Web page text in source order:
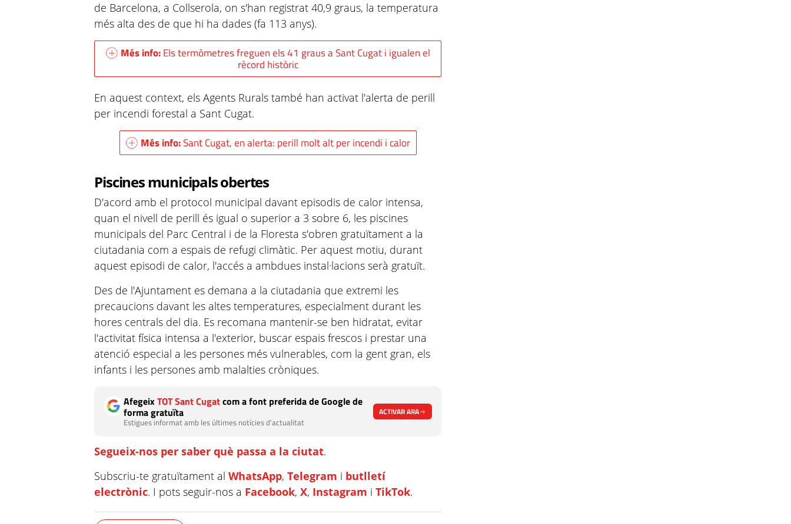
de Barcelona, a Collserola, on s'han registrat 40,9 graus, la temperatura
més alta des de que hi ha dades (fa 113 anys).
Més info:Els termòmetres freguen els 41 graus a Sant Cugat i igualen el
rècord històric
En aquest context, els Agents Rurals també han activat l'alerta de perill
per incendi forestal a Sant Cugat.
Més info:Sant Cugat, en alerta: perill molt alt per incendi i calor
Piscines municipals obertes
D'acord amb el protocol municipal davant episodis de calor intensa,
quan el nivell de perill és igual o superior a 3 sobre 6, les piscines
municipals del Parc Central i de la Floresta s'obren gratuïtament a la
ciutadania com a espais de refugi climàtic. Per aquest motiu, durant
aquest episodi de calor, l'accés a ambdues instal·lacions serà gratuït.
Des de l'Ajuntament es demana a la ciutadania que extremi les
precaucions davant les altes temperatures, especialment durant les
hores centrals del dia. Es recomana mantenir-se ben hidratat, evitar
l'activitat física intensa a l'exterior, buscar espais frescos i prestar una
atenció especial a les persones més vulnerables, com la gent gran, els
infants i les persones amb malalties cròniques.
AfegeixTOT Sant Cugatcom a font preferida de Google de
forma gratuïta
Estigues informat amb les últimes notícies d'actualitat
ACTIVAR ARA
Segueix-nos per saber què passa a la ciutat.
Subscriu-te gratuïtament alWhatsApp,Telegram i butlletí
electrònic. I pots seguir-nos a Facebook,X, Instagram iTikTok.